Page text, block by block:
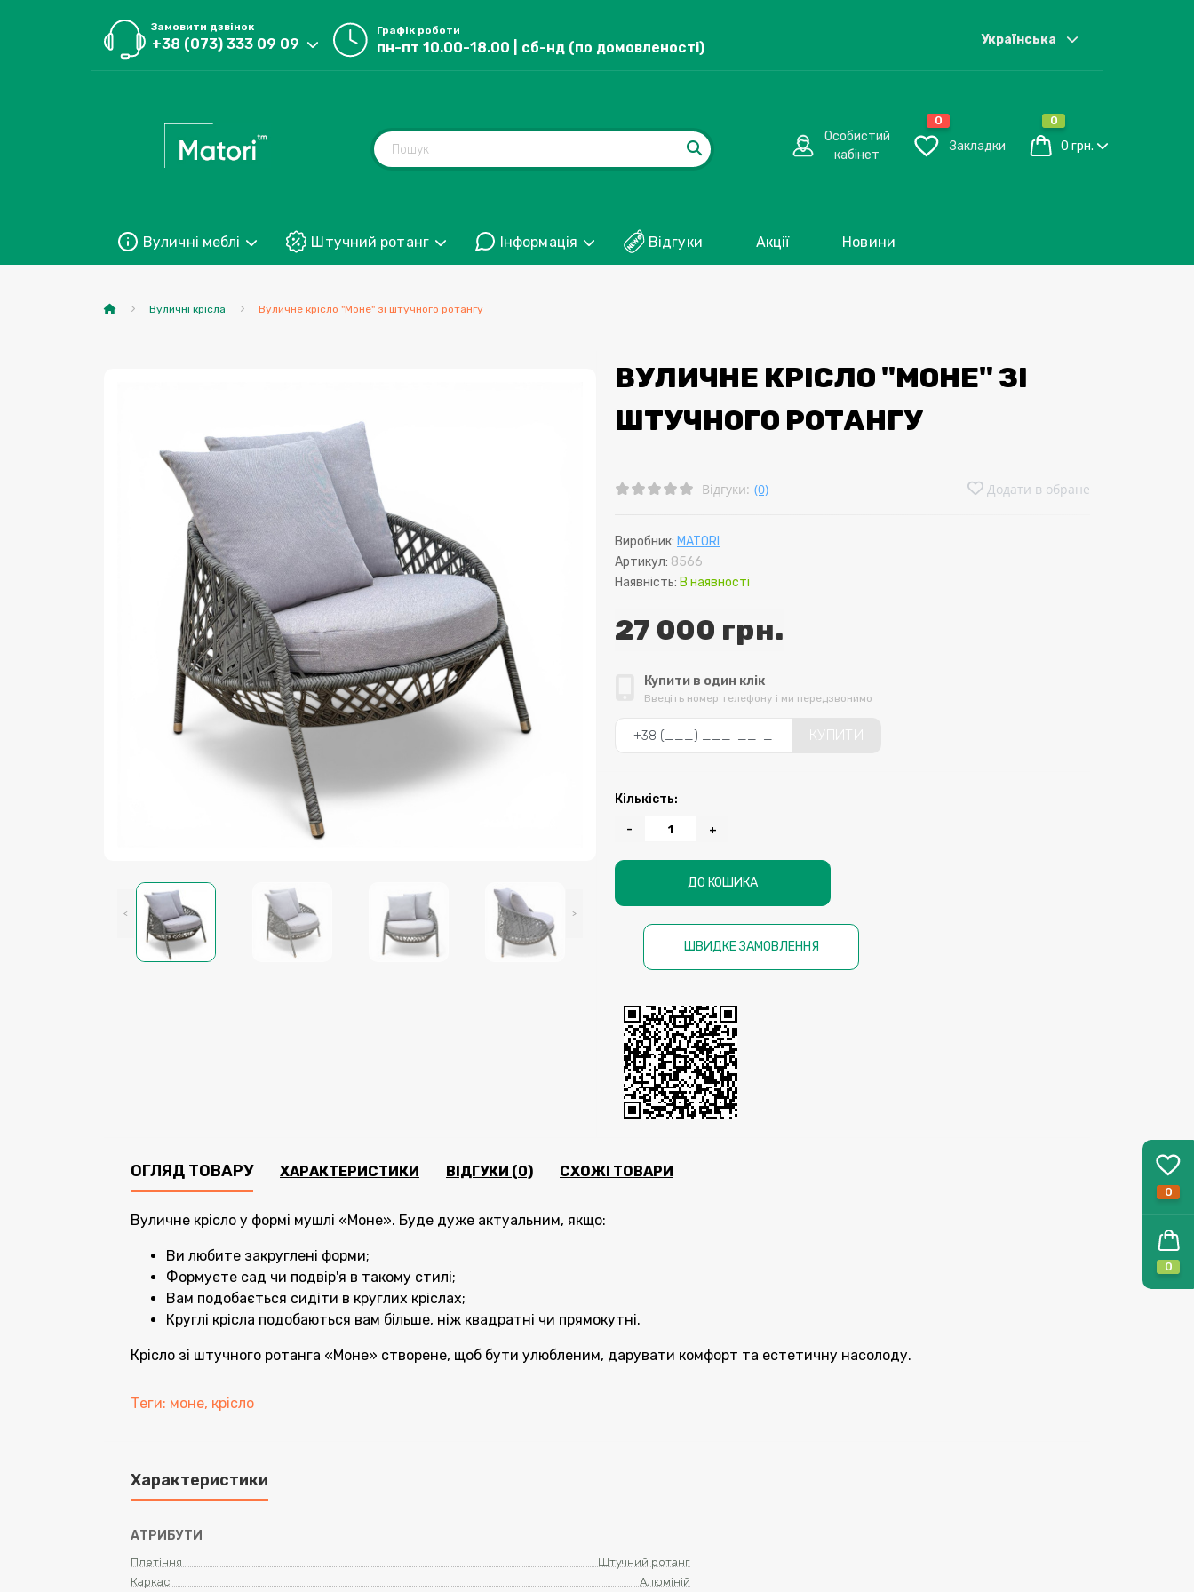
0
0
Замовити дзвінок
+38 (073) 333 09 09
Графік роботи
пн-пт 10.00-18.00 | сб-нд (по домовленості) Українська
Особистий
кабінет
Закладки
0 0
0 грн.
Вуличні меблі Штучний ротанг Інформація Відгуки Акції Новини
Вуличні крісла Вуличне крісло "Моне" зі штучного ротангу
< >
ВУЛИЧНЕ КРІСЛО "МОНЕ" ЗІ
ШТУЧНОГО РОТАНГУ
Відгуки: (0) Додати в обране
Виробник: MATORI
Артикул: 8566
Наявність: В наявності
27 000 грн.
Купити в один клік
Введіть номер телефону і ми передзвонимо
КУПИТИ
Кількість:
- +
ДО КОШИКА
ШВИДКЕ ЗАМОВЛЕННЯ
ОГЛЯД ТОВАРУ ХАРАКТЕРИСТИКИ ВІДГУКИ (0) СХОЖІ ТОВАРИ
Вуличне крісло у формі мушлі «Моне». Буде дуже актуальним, якщо:
Ви любите закруглені форми;
Формуєте сад чи подвір'я в такому стилі;
Вам подобається сидіти в круглих кріслах;
Круглі крісла подобаються вам більше, ніж квадратні чи прямокутні.
Крісло зі штучного ротанга «Моне» створене, щоб бути улюбленим, дарувати комфорт та естетичну насолоду.
Теги: моне, крісло
Характеристики
АТРИБУТИ
Плетіння
Штучний ротанг
Каркас
Алюміній